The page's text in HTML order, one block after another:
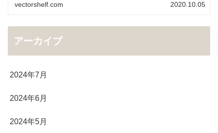
vectorshelf.com 2020.10.05
アーカイブ
2024年7月
2024年6月
2024年5月